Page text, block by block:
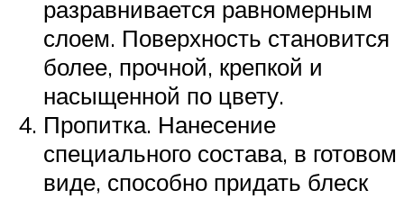
разравнивается равномерным
слоем. Поверхность становится
более, прочной, крепкой и
насыщенной по цвету.
Пропитка. Нанесение
специального состава, в готовом
виде, способно придать блеск